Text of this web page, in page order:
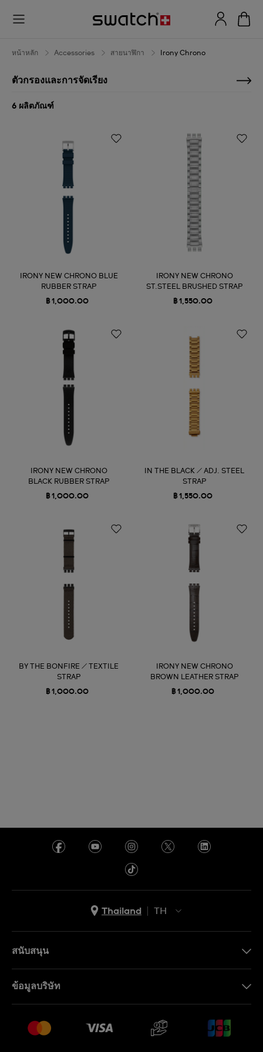
Irony
หน้าหลัก Accessories สายนาฬิกา Irony Chrono
ตัวกรองและการจัดเรียง
6 ผลิตภัณฑ์
IRONY NEW CHRONO BLUE
RUBBER STRAP
฿ 1,000.00
IRONY NEW CHRONO
ST.STEEL BRUSHED STRAP
฿ 1,550.00
IRONY NEW CHRONO
BLACK RUBBER STRAP
฿ 1,000.00
IN THE BLACK / ADJ. STEEL
STRAP
฿ 1,550.00
BY THE BONFIRE / TEXTILE
STRAP
฿ 1,000.00
IRONY NEW CHRONO
BROWN LEATHER STRAP
฿ 1,000.00
Thailand
TH
สนับสนุน
คำถามที่พบบ่อย (FAQ)
เงื่อนไขหลังการขาย
ข้อมูลบริษัท
งาน